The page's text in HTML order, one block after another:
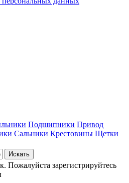
Подшипники Привод
Сальники Крестовины Щетки
Пожалуйста зарегистрируйтесь